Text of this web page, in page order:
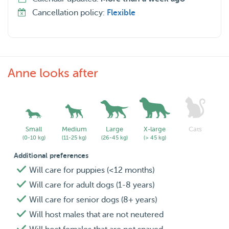
Cancellation policy: Flexible
Anne looks after
Small
(0-10 kg)
Medium
(11-25 kg)
Large
(26-45 kg)
X-large
(> 45 kg)
Cats
Additional preferences
Will care for puppies (<12 months)
Will care for adult dogs (1-8 years)
Will care for senior dogs (8+ years)
Will host males that are not neutered